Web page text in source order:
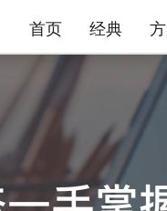
首页 经典